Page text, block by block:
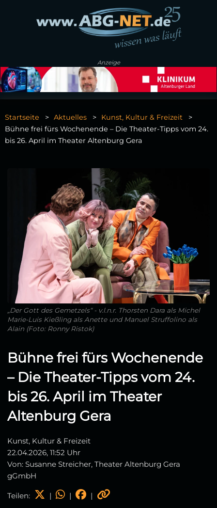
Anzeige
Startseite Aktuelles
Kunst, Kultur & Freizeit
Bühne frei fürs Wochenende – Die Theater-Tipps vom 24.
bis 26. April im Theater Altenburg Gera
„Der Gott des Gemetzels“ - v.l.n.r. Thorsten Dara als Michel
Marie-Luis Kießling als Anette und Manuel Struffolino als
Alain (Foto: Ronny Ristok)
Bühne frei fürs Wochenende
– Die Theater-Tipps vom 24.
bis 26. April im Theater
Altenburg Gera
Kunst, Kultur & Freizeit
22.04.2026, 11:52 Uhr
Von: Susanne Streicher, Theater Altenburg Gera
gGmbH
Teilen: | | |